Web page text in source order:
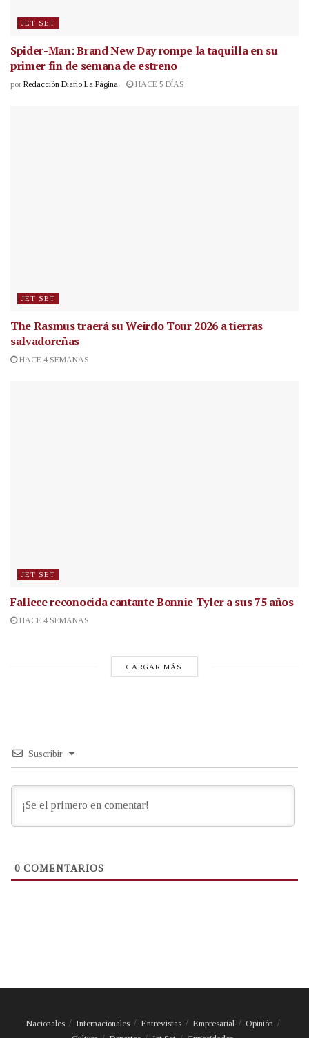
JET SET
Spider-Man: Brand New Day rompe la taquilla en su
primer fin de semana de estreno
por Redacción Diario La Página HACE 5 DÍAS
JET SET
The Rasmus traerá su Weirdo Tour 2026 a tierras
salvadoreñas
HACE 4 SEMANAS
JET SET
Fallece reconocida cantanteBonnie Tyler a sus 75 años
HACE 4 SEMANAS
CARGAR MÁS
Suscribir
0 COMENTARIOS
Nacionales Internacionales Entrevistas Empresarial
Opinión